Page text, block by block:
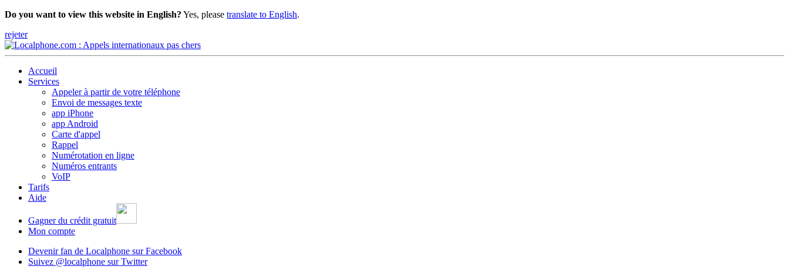
Do you want to view this website in English? Yes, please translate to English.
rejeter
Accueil
Services
Appeler à partir de votre téléphone
Envoi de messages texte
app iPhone
app Android
Carte d'appel
Rappel
Numérotation en ligne
Numéros entrants
VoIP
Tarifs
Aide
Gagner du crédit gratuit
Mon compte
Devenir fan de Localphone sur Facebook
Suivez @localphone sur Twitter